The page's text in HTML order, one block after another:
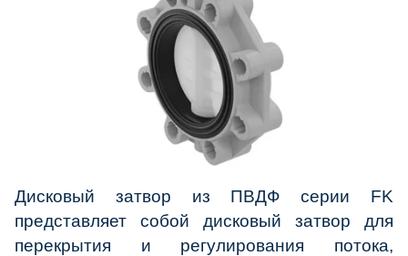
Дисковый затвор из ПВДФ серии FK
представляет собой дисковый затвор для
перекрытия и регулирования потока,